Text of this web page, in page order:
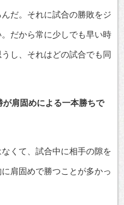
だ。それに試合の勝敗をジ
だから常に少しでも早い時
し、それはどの試合でも同
肩固めによる一本勝ちで
くて、試合中に相手の隙を
肩固めで勝つことが多かっ